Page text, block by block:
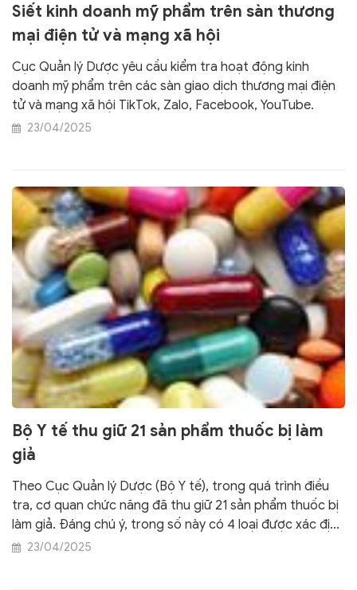
Siết kinh doanh mỹ phẩm trên sàn thương
mại điện tử và mạng xã hội
Cục Quản lý Dược yêu cầu kiểm tra hoạt động kinh
doanh mỹ phẩm trên các sàn giao dịch thương mại điện
tử và mạng xã hội TikTok, Zalo, Facebook, YouTube.
23/04/2025
Bộ Y tế thu giữ 21 sản phẩm thuốc bị làm
giả
Theo Cục Quản lý Dược (Bộ Y tế), trong quá trình điều
tra, cơ quan chức năng đã thu giữ 21 sản phẩm thuốc bị
làm giả. Đáng chú ý, trong số này có 4 loại được xác định
là giả mạo các loại thuốc đã được Bộ Y tế cấp phép lưu
23/04/2025